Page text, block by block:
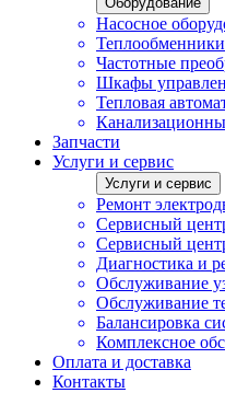
Насосное
Теплообменники
Частотные
Шкафы
Тепловая
Запчасти
Услуги и сервис
Услуги и сервис
Ремонт
Сервисный
Сервисный
Диагностика и
Обслуживание
Обслуживание
Балансировка
Комплексное
Оплата и доставка
Контакты